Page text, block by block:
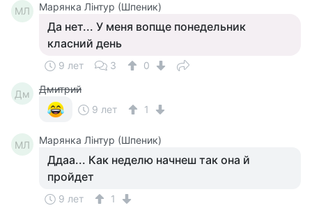
МЛ Марянка Лінтур (Шпеник)
Да нет... У меня вопще понедельник
класний день
9 лет 3 0
Дм
Дмитрий
9 лет
1
МЛ Марянка Лінтур (Шпеник)
Ддаа... Как неделю начнеш так она й
пройдет
9 лет 1